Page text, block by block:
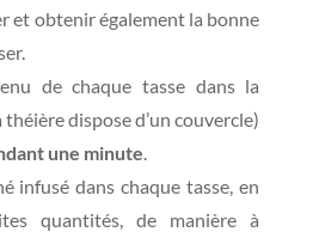
et obtenir également la bonne
de chaque tasse dans la
dispose d’un couvercle)
une minute.
infusé dans chaque tasse, en
quantités, de manière à